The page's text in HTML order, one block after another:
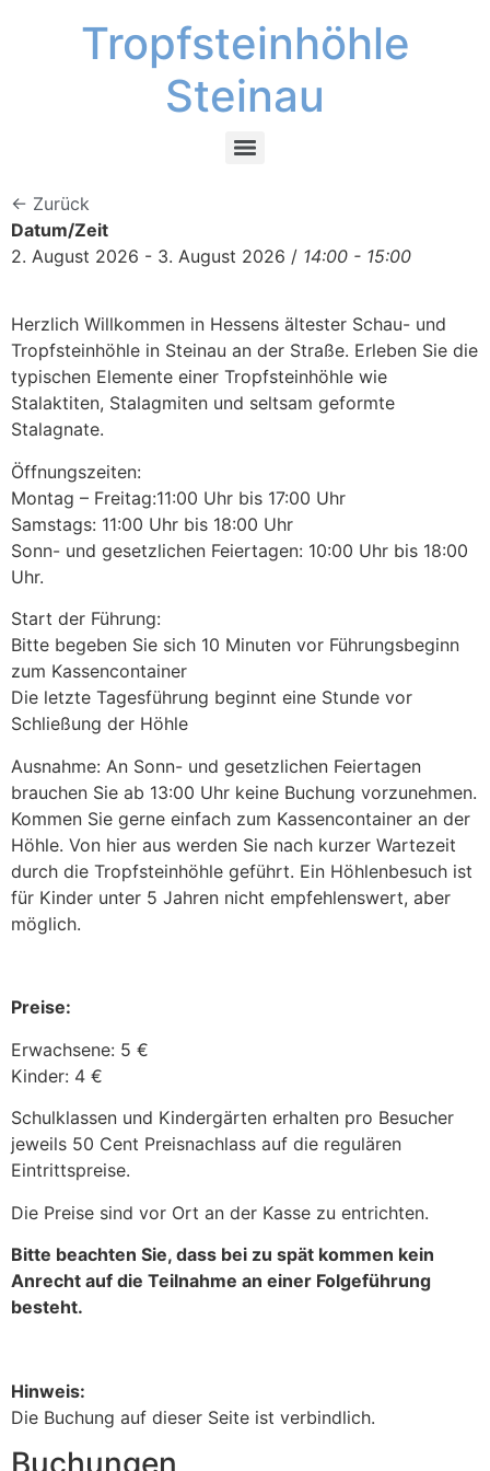
Tropfsteinhöhle
Steinau
← Zurück
Datum/Zeit
2. August 2026 - 3. August 2026 / 14:00 - 15:00
Herzlich Willkommen in Hessens ältester Schau- und
Tropfsteinhöhle in Steinau an der Straße. Erleben Sie die
typischen Elemente einer Tropfsteinhöhle wie
Stalaktiten, Stalagmiten und seltsam geformte
Stalagnate.
Öffnungszeiten:
Montag – Freitag:11:00 Uhr bis 17:00 Uhr
Samstags: 11:00 Uhr bis 18:00 Uhr
Sonn- und gesetzlichen Feiertagen: 10:00 Uhr bis 18:00
Uhr.
Start der Führung:
Bitte begeben Sie sich 10 Minuten vor Führungsbeginn
zum Kassencontainer
Die letzte Tagesführung beginnt eine Stunde vor
Schließung der Höhle
Ausnahme: An Sonn- und gesetzlichen Feiertagen
brauchen Sie ab 13:00 Uhr keine Buchung vorzunehmen.
Kommen Sie gerne einfach zum Kassencontainer an der
Höhle. Von hier aus werden Sie nach kurzer Wartezeit
durch die Tropfsteinhöhle geführt. Ein Höhlenbesuch ist
für Kinder unter 5 Jahren nicht empfehlenswert, aber
möglich.
Preise:
Erwachsene: 5 €
Kinder: 4 €
Schulklassen und Kindergärten erhalten pro Besucher
jeweils 50 Cent Preisnachlass auf die regulären
Eintrittspreise.
Die Preise sind vor Ort an der Kasse zu entrichten.
Bitte beachten Sie, dass bei zu spät kommen kein
Anrecht auf die Teilnahme an einer Folgeführung
besteht.
Hinweis:
Die Buchung auf dieser Seite ist verbindlich.
Buchungen